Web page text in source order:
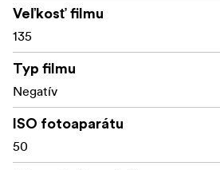
Veľkosť filmu
135
Typ filmu
Negatív
ISO fotoaparátu
50